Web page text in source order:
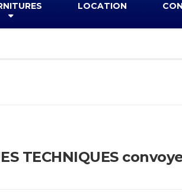
LOCATION
TECHNIQUES